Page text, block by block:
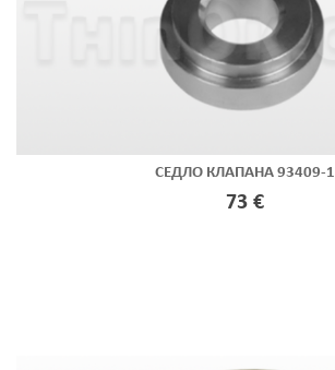
СЕДЛО КЛАПАНА 93409-1
73 €